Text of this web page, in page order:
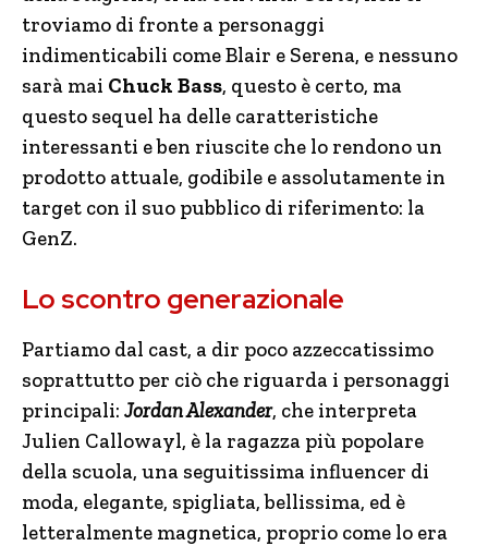
troviamo di fronte a personaggi
indimenticabili come Blair e Serena, e nessuno
sarà mai Chuck Bass, questo è certo, ma
questo sequel ha delle caratteristiche
interessanti e ben riuscite che lo rendono un
prodotto attuale, godibile e assolutamente in
target con il suo pubblico di riferimento: la
GenZ.
Lo scontro generazionale
Partiamo dal cast, a dir poco azzeccatissimo
soprattutto per ciò che riguarda i personaggi
principali: Jordan Alexander, che interpreta
Julien Callowayl, è la ragazza più popolare
della scuola, una seguitissima influencer di
moda, elegante, spigliata, bellissima, ed è
letteralmente magnetica, proprio come lo era